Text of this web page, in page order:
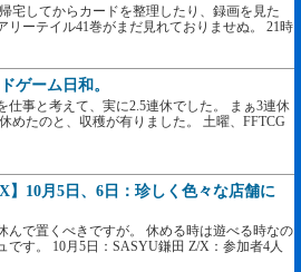
宅してからカードを整理したり、録画を見た
リーテイル41巻がまだ見れておりませぬ。 21時
ゲーム日和。
仕事と考えて、実に2.5連休でした。 まぁ3連休
めたのと、収穫が有りました。 土曜、FFTCG
】10月5日、6日：珍しく色々な店舗に
んで置くべきですが。 休める時は遊べる時なの
です。 10月5日：SASYU鎌田 Z/X：参加者4人